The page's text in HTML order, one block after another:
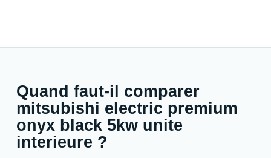
Quand faut-il comparer
mitsubishi electric premium
onyx black 5kw unite
interieure ?